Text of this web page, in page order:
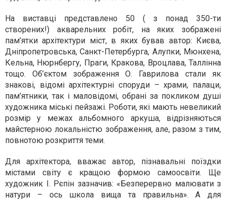
На виставці представлено 50 ( з понад 350-ти
створених!) акварельних робіт, на яких зображені
пам’ятки архітектури міст, в яких бував автор: Києва,
Дніпропетровська, Санкт-Петербурга, Алупки, Мюнхена,
Кельна, Нюрнбергу, Праги, Кракова, Вроцлава, Таллінна
тощо. Об’єктом зображення О. Гаврилова стали як
знакові, відомі архітектурні споруди – храми, палаци,
пам’ятники, так і маловідомі, обрані за покликом душі
художника міські пейзажі. Роботи, які мають невеликий
розмір у межах альбомного аркуша, відрізняються
майстерною локальністю зображення, але, разом з тим,
повнотою розкриття теми.
Для архітектора, вважає автор, пізнавальні поїздки
містами світу є кращою формою самоосвіти. Ще
художник І. Рєпін зазначив: «Безперервно малювати з
натури – ось школа вища та правильна». А для